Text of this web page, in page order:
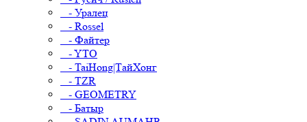
- Уралец
- Rossel
- Файтер
- YTO
- TaiHong|ТайХонг
- TZR
- GEOMETRY
- Батыр